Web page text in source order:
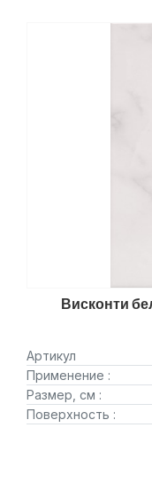
Висконти
Артикул
Применение :
Размер, см :
Поверхность :